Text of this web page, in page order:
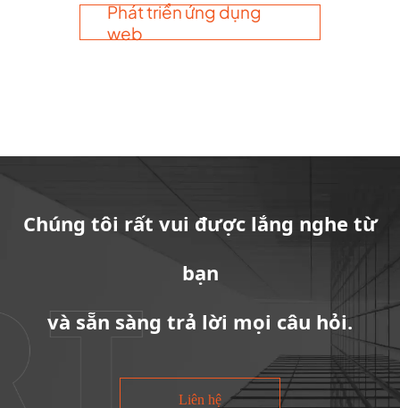
Phát triển ứng dụng
web
Chúng tôi rất vui được lắng nghe từ
bạn
và sẵn sàng trả lời mọi câu hỏi.
Liên hệ